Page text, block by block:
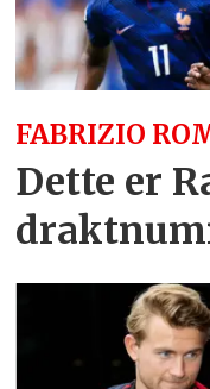
FABRIZIO
Dette er